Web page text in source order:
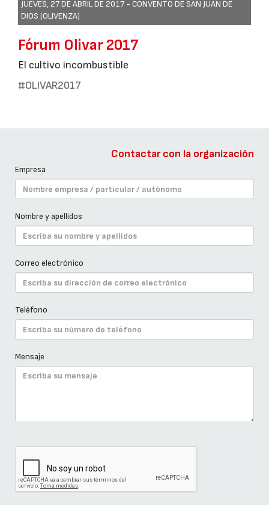
JUEVES, 27 DE ABRIL DE 2017 - CONVENTO DE SAN JUAN DE
DIOS (OLIVENZA)
Fórum Olivar 2017
El cultivo incombustible
#OLIVAR2017
Contactar con la organización
Empresa
Nombre y apellidos
Correo electrónico
Teléfono
Mensaje